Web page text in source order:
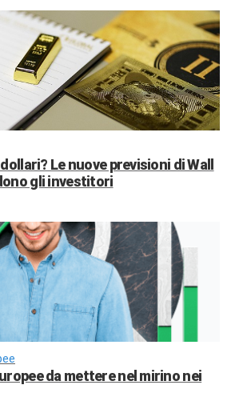
Le nuove previsioni di Wall
gli investitori
da mettere nel mirino nei